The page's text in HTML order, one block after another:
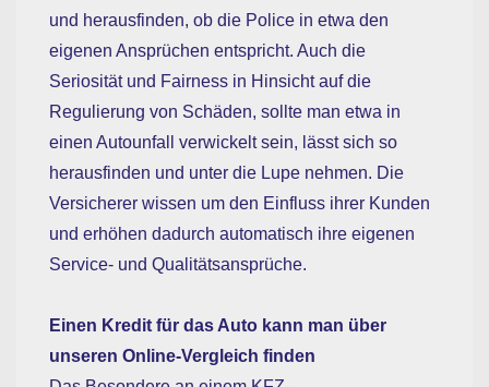
und herausfinden, ob die Police in etwa den
eigenen Ansprüchen entspricht. Auch die
Seriosität und Fairness in Hinsicht auf die
Regulierung von Schäden, sollte man etwa in
einen Autounfall verwickelt sein, lässt sich so
herausfinden und unter die Lupe nehmen. Die
Versicherer wissen um den Einfluss ihrer Kunden
und erhöhen dadurch automatisch ihre eigenen
Service- und Qualitätsansprüche.
Einen Kredit für das Auto kann man über
unseren Online-Vergleich finden